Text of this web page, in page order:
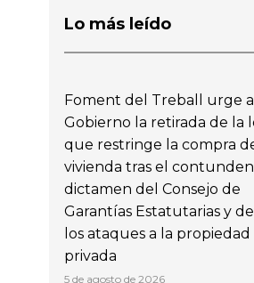
Lo más leído
Foment del Treball urge al
Gobierno la retirada de la
que restringe la compra
vivienda tras el
dictamen del Consejo de
Garantías Estatutarias y
los ataques a la propiedad
privada
5 de agosto de 2026